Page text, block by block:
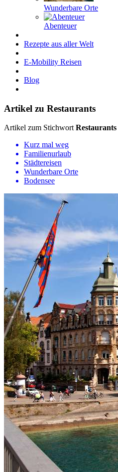
Wunderbare Orte
Abenteuer
Rezepte aus aller Welt
E-Mobility Reisen
Blog
Artikel zu Restaurants
Artikel zum StichwortRestaurants
Kurz mal weg
Familienurlaub
Städtereisen
Wunderbare Orte
Bodensee